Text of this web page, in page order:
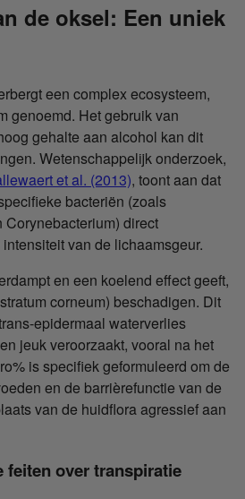
de oksel: Een uniek
een complex ecosysteem,
genoemd. Het gebruik van
gehalte aan alcohol kan dit
Wetenschappelijk onderzoek,
et al. (2013), toont aan dat
bacteriën (zoals
direct
van de lichaamsgeur.
en een koelend effect geeft,
corneum) beschadigen. Dit
epidermaal waterverlies
jeuk veroorzaakt, vooral na het
is specifiek geformuleerd om de
en de barrièrefunctie van de
van de huidflora agressief aan
feiten over transpiratie